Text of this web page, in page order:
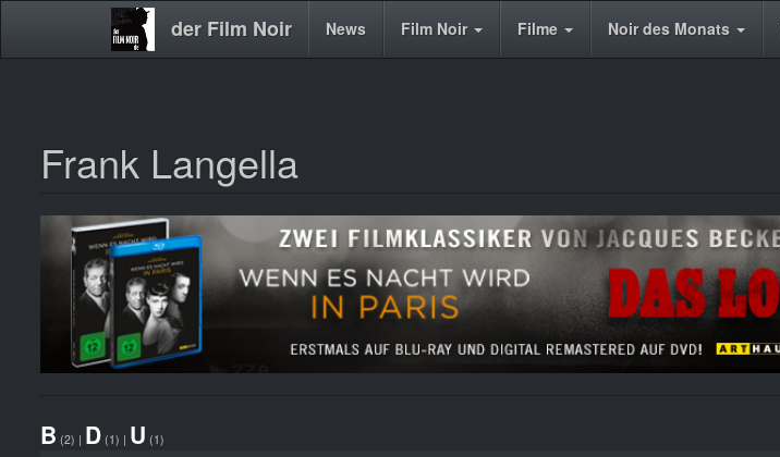
der Film Noir
Main News Film Noir Filme Noir des Monats
Frank Langella
B (2) | D (1) | U (1)